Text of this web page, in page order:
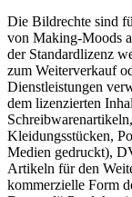
Die Bildrechte sind
von Making-Moods
der Standardlizenz
zum Weiterverkauf
Dienstleistungen
dem lizenzierten
Kleidungsstücken,
Medien gedruckt),
Artikeln für den
kommerzielle Form